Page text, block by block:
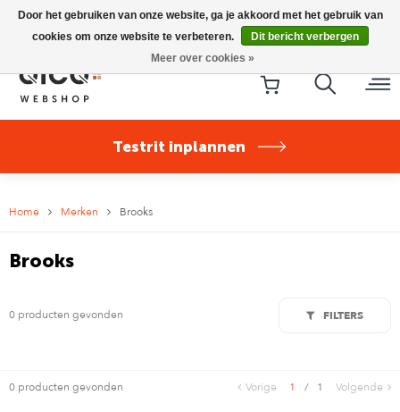
Riese & Müller Nevo5 Silent Core nu direct uit voorraad
leverbaar!
Testrit inplannen
Home Merken Brooks
Brooks
0 producten gevonden FILTERS
0 producten gevonden Vorige 1 / 1 Volgende
Door het gebruiken van onze website, ga je akkoord met het gebruik van
cookies om onze website te verbeteren.
Dit bericht verbergen
Meer over cookies »